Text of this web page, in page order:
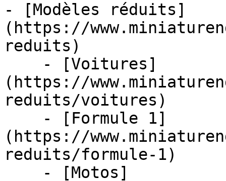
- [Modèles réduits]
(https://
reduits)
(https://
reduits/voitures)
(https://
reduits/formule-1)